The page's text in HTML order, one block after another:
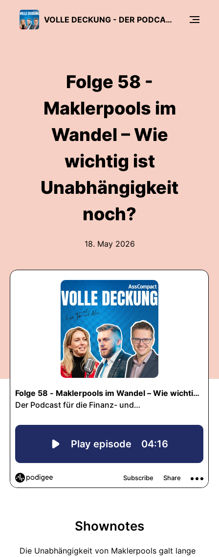
VOLLE DECKUNG - DER PODCAST FÜR DIE FINANZ- UND VERSICHERUNGSBRANCHE
Folge 58 -
Maklerpools im
Wandel – Wie
wichtig ist
Unabhängigkeit
noch?
18. May 2026
Shownotes
Die Unabhängigkeit von Maklerpools galt lange